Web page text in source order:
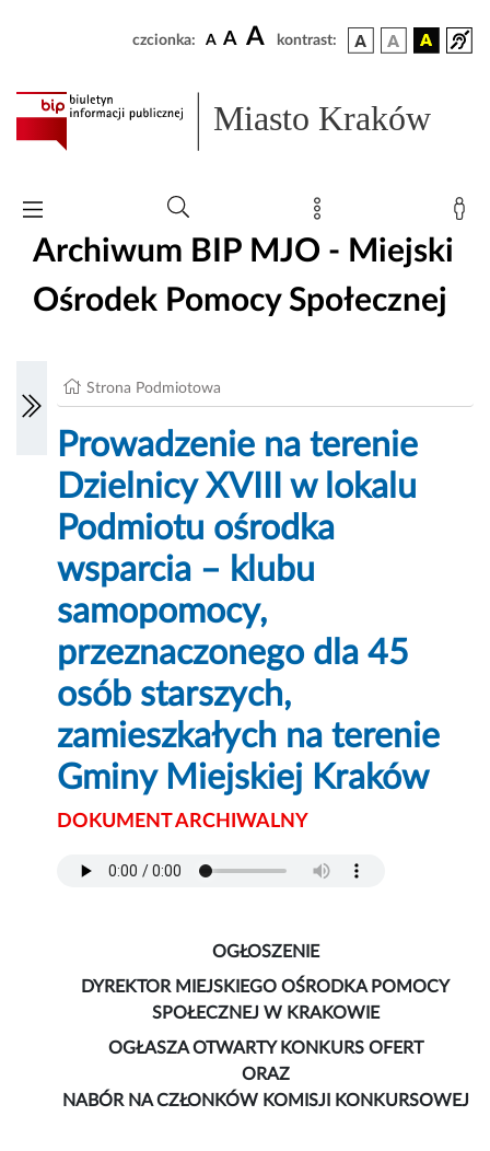
czcionka: A A A kontrast:
Miasto Kraków
Archiwum BIP MJO - Miejski
Ośrodek Pomocy Społecznej
Strona Podmiotowa
Prowadzenie na terenie
Dzielnicy XVIII w lokalu
Podmiotu ośrodka
wsparcia – klubu
samopomocy,
przeznaczonego dla 45
osób starszych,
zamieszkałych na terenie
Gminy Miejskiej Kraków
DOKUMENT ARCHIWALNY
OGŁOSZENIE
DYREKTOR MIEJSKIEGO OŚRODKA POMOCY
SPOŁECZNEJ W KRAKOWIE
OGŁASZA OTWARTY KONKURS OFERT
ORAZ
NABÓR NA CZŁONKÓW KOMISJI KONKURSOWEJ